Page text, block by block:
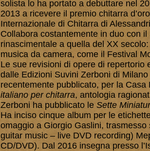
solista lo ha portato a debuttare nel
2013 a ricevere il premio chitarra
Internazionale di Chitarra di
Collabora costantemente in duo con
rinascimentale a quella del XX
musica da camera, come il Festival
Le sue revisioni di opere di repertorio
dalle Edizioni Suvini Zerboni di
recentemente pubblicato, per la
italiano per chitarra, antologia
Zerboni ha pubblicato le Sette
Ha inciso cinque album per le
omaggio a Giorgio Gaslini,
guitar music – live DVD recording)
CD/DVD). Dal 2016 insegna presso